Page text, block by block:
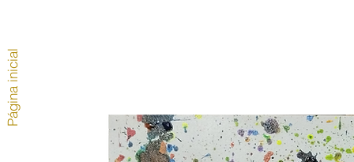
Página inicial